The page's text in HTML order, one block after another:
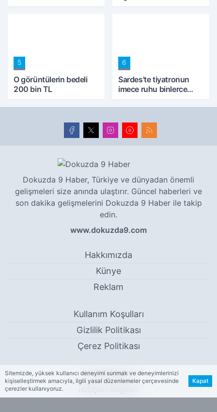
5
O görüntülerin bedeli
200 bin TL
6
Sardes'te tiyatronun
imece ruhu binlerce
Dokuzda 9 Haber, Türkiye ve dünyadan önemli
gelişmeleri size anında ulaştırır. Güncel haberleri ve
son dakika gelişmelerini Dokuzda 9 Haber ile takip
edin.
www.dokuzda9.com
Hakkımızda
Künye
Reklam
Kullanım Koşulları
Gizlilik Politikası
Çerez Politikası
KVKK Metni
Sitemizde, yüksek kullanıcı deneyimi sunmak ve deneyimlerinizi
kişiselleştirmek amacıyla, ilgili yasal düzenlemeler çerçevesinde
çerezler kullanıyoruz.
Kapat